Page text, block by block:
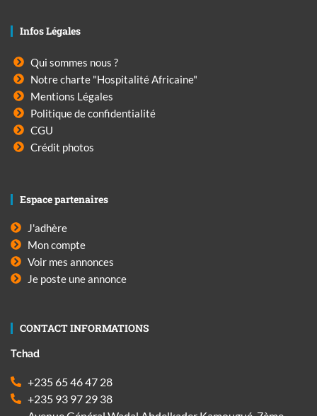
Infos Légales
Qui sommes nous ?
Notre charte "Hospitalité Africaine"
Mentions Légales
Politique de confidentialité
CGU
Crédit photos
Espace partenaires
J'adhère
Mon compte
Voir mes annonces
Je poste une annonce
CONTACT INFORMATIONS
Tchad
+235 65 46 47 28
+235 93 97 29 38